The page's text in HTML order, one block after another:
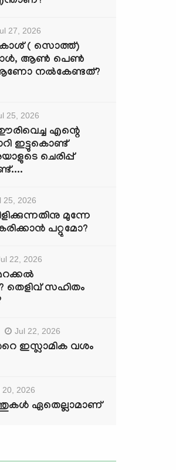
27, 2026
കാശ് ( സൊത്ത്)
ആണ്‍ പെണ്‍
ആണോ നല്‍കേണ്ടത്?
25, 2026
എന്റെ
ഇട്ടുകൊണ്ട്
ചെരിപ്പ്
25, 2026
മുന്നേ
പറ്റുമോ?
22, 2026
തെളിവ് സഹിതം
Jul 22, 2026
ഇസ്ലാമിക വശം
20, 2026
ഏതെല്ലാമാണ്